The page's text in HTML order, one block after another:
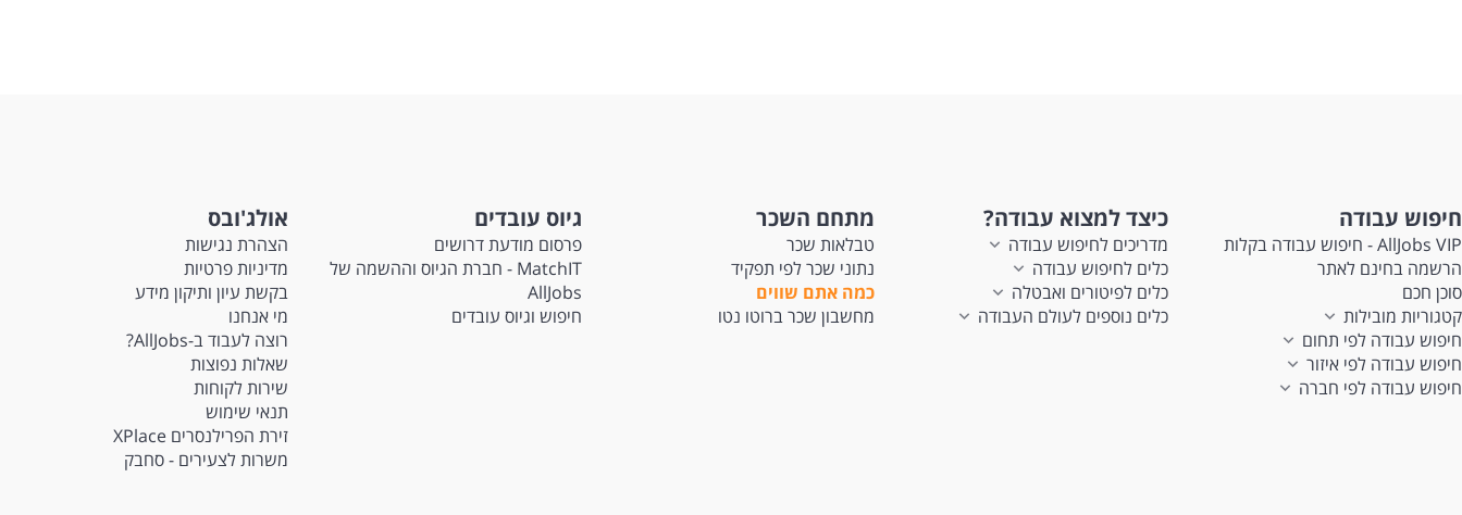
חיפוש עבודה
AllJobs VIP - חיפוש עבודה בקלות
הרשמה בחינם לאתר
סוכן חכם
קטגוריות מובילות
חיפוש עבודה לפי תחום
חיפוש עבודה לפי איזור
חיפוש עבודה לפי חברה
כיצד למצוא עבודה?
מדריכים לחיפוש עבודה
כלים לחיפוש עבודה
כלים לפיטורים ואבטלה
כלים נוספים לעולם העבודה
מתחם השכר
טבלאות שכר
נתוני שכר לפי תפקיד
כמה אתם שווים
מחשבון שכר ברוטו נטו
גיוס עובדים
פרסום מודעת דרושים
MatchIT - חברת הגיוס וההשמה של
AllJobs
חיפוש וגיוס עובדים
אולג'ובס
הצהרת נגישות
מדיניות פרטיות
בקשת עיון ותיקון מידע
מי אנחנו
רוצה לעבוד ב-AllJobs?
שאלות נפוצות
שירות לקוחות
תנאי שימוש
זירת הפרילנסרים XPlace
משרות לצעירים - סחבק